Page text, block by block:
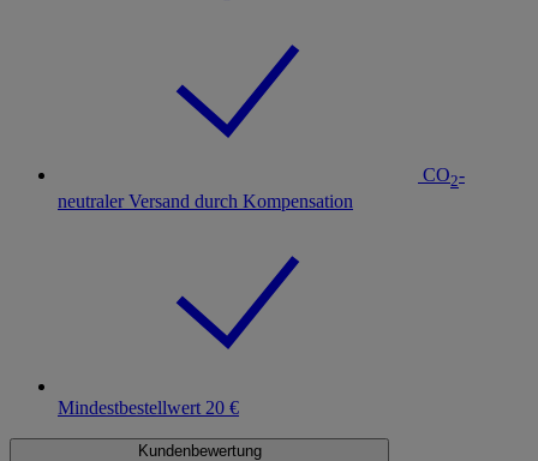
CO2-
neutraler Versand durch Kompensation
Mindestbestellwert 20 €
Kundenbewertung